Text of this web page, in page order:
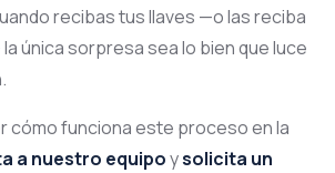
recibas tus llaves —o las reciba
única sorpresa sea lo bien que luce
cómo funciona este proceso en la
a nuestro equipoysolicita un